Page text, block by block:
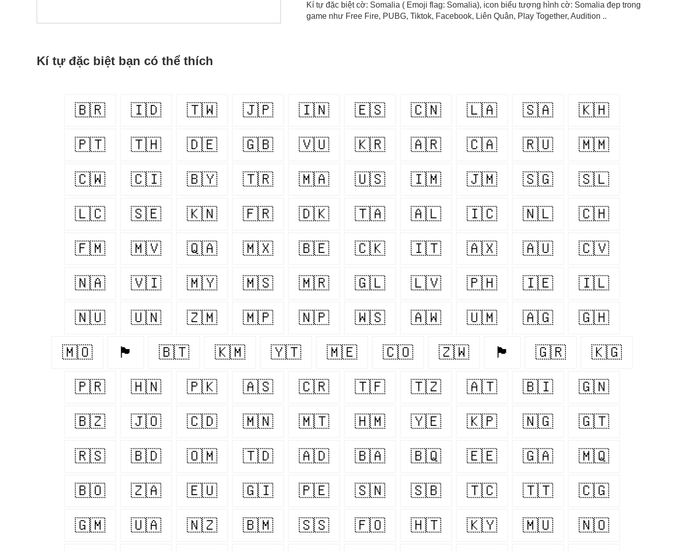
Kí tự đặc biệt cờ: Somalia ( Emoji flag: Somalia), icon biểu tượng hình cờ: Somalia đẹp trong
game như Free Fire, PUBG, Tiktok, Facebook, Liên Quân, Play Together, Audition ..
Kí tự đặc biệt bạn có thể thích
🇧🇷 🇮🇩 🇹🇼 🇯🇵 🇮🇳 🇪🇸 🇨🇳 🇱🇦 🇸🇦 🇰🇭
🇵🇹 🇹🇭 🇩🇪 🇬🇧 🇻🇺 🇰🇷 🇦🇷 🇨🇦 🇷🇺 🇲🇲
🇨🇼 🇨🇮 🇧🇾 🇹🇷 🇲🇦 🇺🇸 🇮🇲 🇯🇲 🇸🇬 🇸🇱
🇱🇨 🇸🇪 🇰🇳 🇫🇷 🇩🇰 🇹🇦 🇦🇱 🇮🇨 🇳🇱 🇨🇭
🇫🇲 🇲🇻 🇶🇦 🇲🇽 🇧🇪 🇨🇰 🇮🇹 🇦🇽 🇦🇺 🇨🇻
🇳🇦 🇻🇮 🇲🇾 🇲🇸 🇲🇷 🇬🇱 🇱🇻 🇵🇭 🇮🇪 🇮🇱
🇳🇺 🇺🇳 🇿🇲 🇲🇵 🇳🇵 🇼🇸 🇦🇼 🇺🇲 🇦🇬 🇬🇭
🇲🇴 🏴󠁧󠁢󠁥󠁮󠁧󠁿 🇧🇹 🇰🇲 🇾🇹 🇲🇪 🇨🇴 🇿🇼 🏴󠁧󠁢󠁳󠁣󠁴󠁿 🇬🇷 🇰🇬
🇵🇷 🇭🇳 🇵🇰 🇦🇸 🇨🇷 🇹🇫 🇹🇿 🇦🇹 🇧🇮 🇬🇳
🇧🇿 🇯🇴 🇨🇩 🇲🇳 🇲🇹 🇭🇲 🇾🇪 🇰🇵 🇳🇬 🇬🇹
🇷🇸 🇧🇩 🇴🇲 🇹🇩 🇦🇩 🇧🇦 🇧🇶 🇪🇪 🇬🇦 🇲🇶
🇧🇴 🇿🇦 🇪🇺 🇬🇮 🇵🇪 🇸🇳 🇸🇧 🇹🇨 🇹🇹 🇨🇬
🇬🇲 🇺🇦 🇳🇿 🇧🇲 🇸🇸 🇫🇴 🇭🇹 🇰🇾 🇲🇺 🇳🇴